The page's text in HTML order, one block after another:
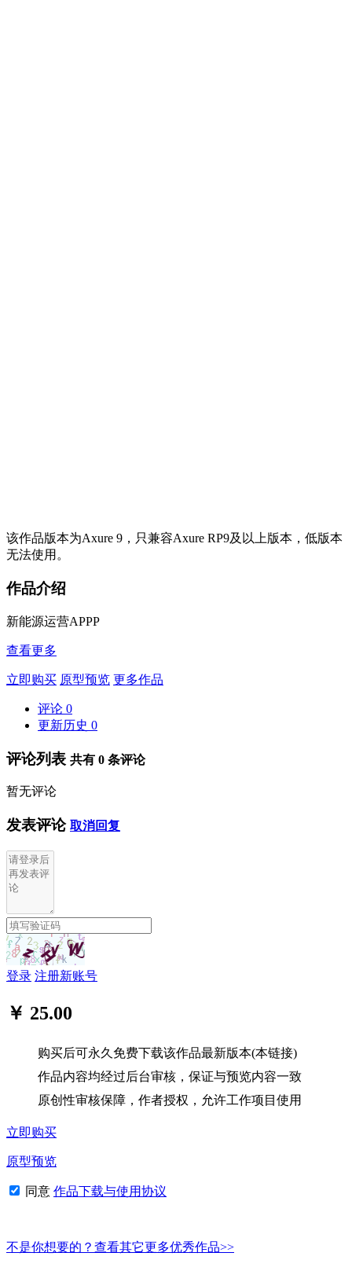
该作品版本为Axure 9，只兼容Axure RP9及以上版本，低版本
无法使用。
作品介绍
新能源运营APPP
查看更多
立即购买 原型预览 更多作品
评论 0
更新历史 0
评论列表 共有 0 条评论
暂无评论
发表评论 取消回复
登录 注册新账号
￥ 25.00
购买后可永久免费下载该作品最新版本(本链接)
作品内容均经过后台审核，保证与预览内容一致
原创性审核保障，作者授权，允许工作项目使用
立即购买
原型预览
同意 作品下载与使用协议
不是你想要的？查看其它更多优秀作品>>